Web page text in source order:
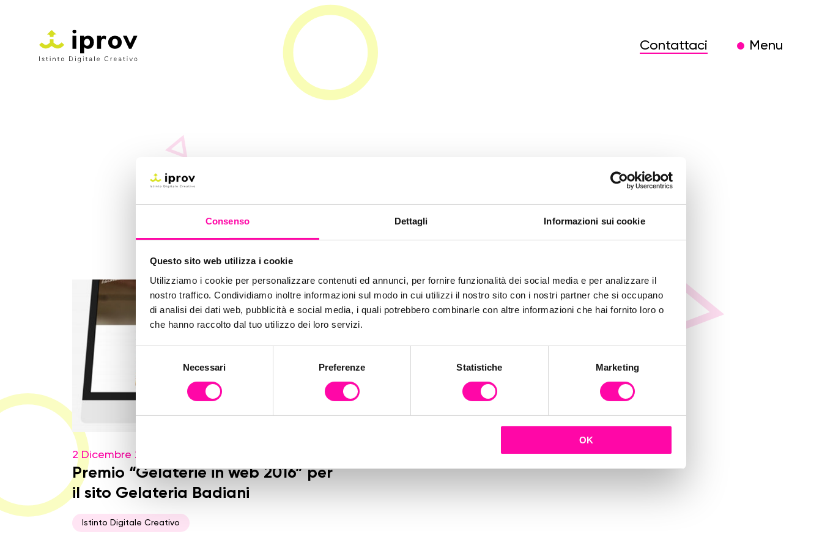
Consenso Dettagli Informazioni sui cookie
Questo sito web utilizza i cookie
Utilizziamo i cookie per personalizzare contenuti ed annunci, per fornire funzionalità dei social media e per analizzare il
nostro traffico. Condividiamo inoltre informazioni sul modo in cui utilizzi il nostro sito con i nostri partner che si occupano
di analisi dei dati web, pubblicità e social media, i quali potrebbero combinarle con altre informazioni che hai fornito loro o
che hanno raccolto dal tuo utilizzo dei loro servizi.
l
n
e
d
e
l
c
Necessari Preferenze Statistiche Marketing
OK
Contattaci Menu
Paolo Pomposi
2 Dicembre 2016
Premio “Gelaterie in web 2016” per
il sito Gelateria Badiani
Istinto Digitale Creativo